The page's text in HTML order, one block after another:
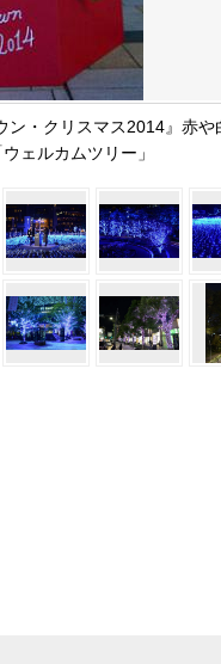
ン・クリスマス2014』赤や
ェルカムツリー」